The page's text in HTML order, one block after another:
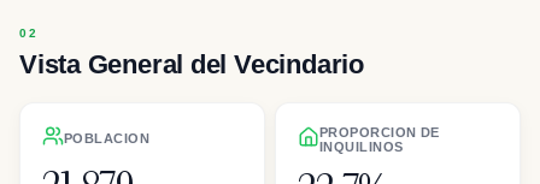
Vista General del Vecindario
POBLACION
PROPORCION DE
INQUILINOS